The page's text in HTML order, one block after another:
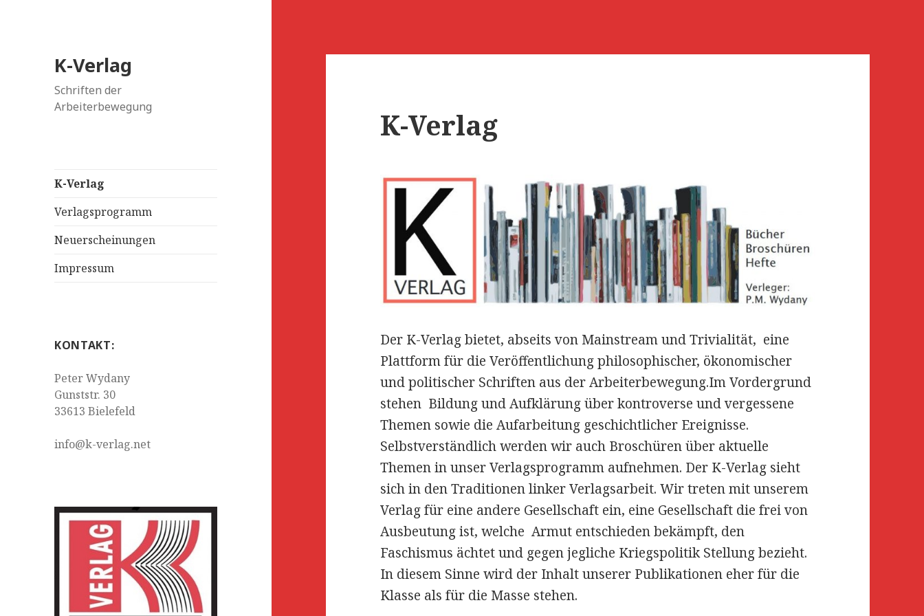
K-Verlag
Schriften der
Arbeiterbewegung
K-Verlag
Verlagsprogramm
Neuerscheinungen
Impressum
KONTAKT:
Peter Wydany
Gunststr. 30
33613 Bielefeld
info@k-verlag.net
K-Verlag
Der K-Verlag bietet, abseits von Mainstream und Trivialität, eine
Plattform für die Veröffentlichung philosophischer, ökonomischer
und politischer Schriften aus der Arbeiterbewegung.Im Vordergrund
stehen Bildung und Aufklärung über kontroverse und vergessene
Themen sowie die Aufarbeitung geschichtlicher Ereignisse.
Selbstverständlich werden wir auch Broschüren über aktuelle
Themen in unser Verlagsprogramm aufnehmen. Der K-Verlag sieht
sich in den Traditionen linker Verlagsarbeit. Wir treten mit unserem
Verlag für eine andere Gesellschaft ein, eine Gesellschaft die frei von
Ausbeutung ist, welche Armut entschieden bekämpft, den
Faschismus ächtet und gegen jegliche Kriegspolitik Stellung bezieht.
In diesem Sinne wird der Inhalt unserer Publikationen eher für die
Klasse als für die Masse stehen.